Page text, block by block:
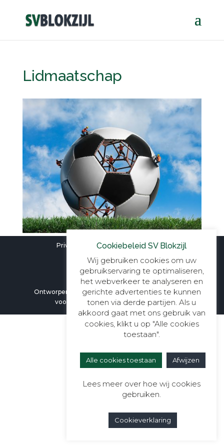
Lidmaatschap
Privacyverklaring|Cookieverklaring
Ontworpen doorBerali Webdesign| Alle rechten
voorbehouden aan SV Blokzijl ©2026
Cookiebeleid SV Blokzijl
Wij gebruiken cookies om uw
gebruikservaring te optimaliseren,
het webverkeer te analyseren en
gerichte advertenties te kunnen
tonen via derde partijen. Als u
akkoord gaat met ons gebruik van
cookies, klikt u op "Alle cookies
toestaan".
Alle cookies toestaan Afwijzen
Lees meer over hoe wij cookies
gebruiken.
Cookieverklaring